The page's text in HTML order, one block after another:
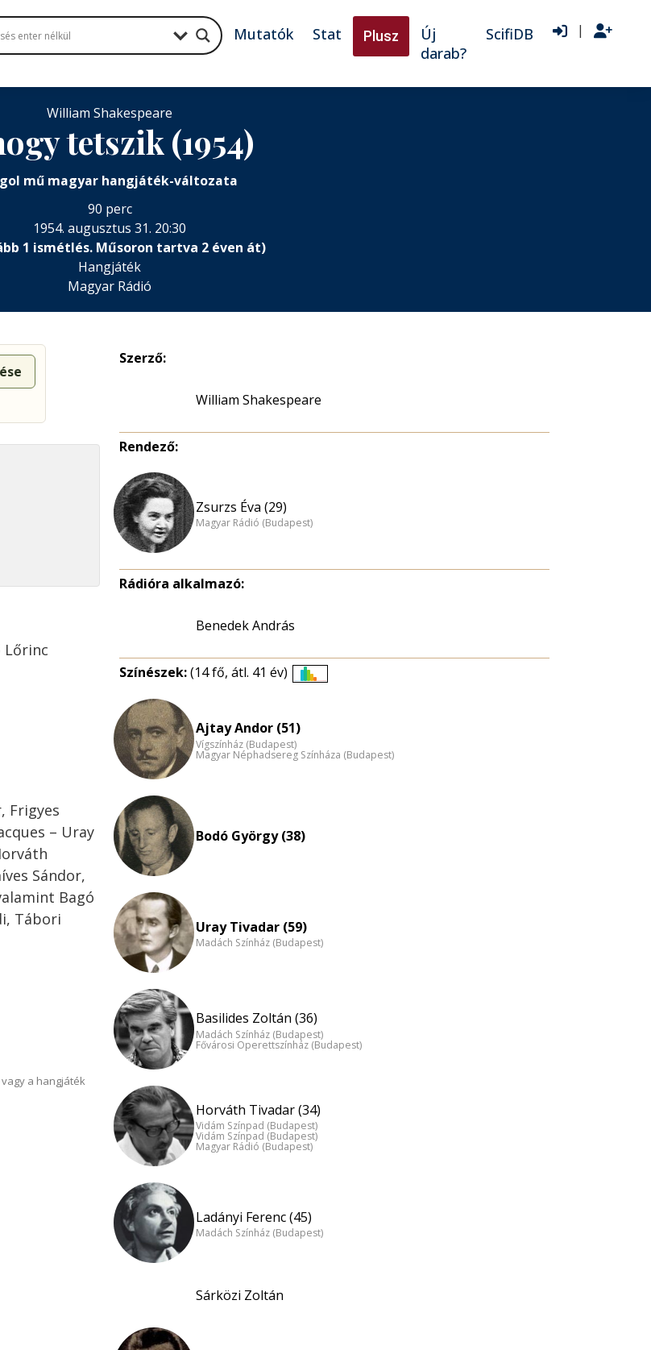
Mutatók Stat Plusz
Új
darab?
ScifiDB |
William Shakespeare
tetszik (1954)
mű magyar hangjáték-változata
90 perc
1954. augusztus 31. 20:30
1 ismétlés. Műsoron tartva 2 éven át)
Hangjáték
Magyar Rádió
Lőrinc
Frigyes
– Uray
Sándor,
Bagó
Tábori
a hangjáték
Szerző:
William Shakespeare
Rendező:
Zsurzs Éva (29)
Magyar Rádió (Budapest)
Rádióra alkalmazó:
Benedek András
Színészek:(14 fő, átl. 41 év)
Ajtay Andor (51)
Vígszínház (Budapest)
Magyar Néphadsereg Színháza (Budapest)
Bodó György (38)
Uray Tivadar (59)
Madách Színház (Budapest)
Basilides Zoltán (36)
Madách Színház (Budapest)
Fővárosi Operettszínház (Budapest)
Horváth Tivadar (34)
Vidám Színpad (Budapest)
Vidám Színpad (Budapest)
Magyar Rádió (Budapest)
Ladányi Ferenc (45)
Madách Színház (Budapest)
Sárközi Zoltán